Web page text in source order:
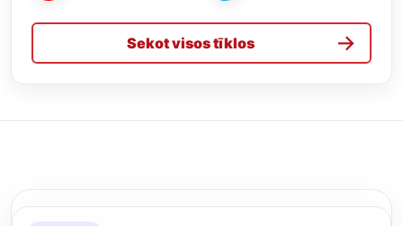
Sekot visos tīklos →